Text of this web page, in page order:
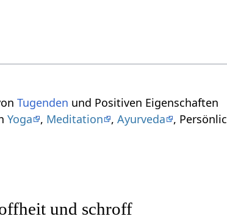
Tugenden und Positiven Eigenschaften
Yoga , Meditation ,Ayurveda
,
und schroff